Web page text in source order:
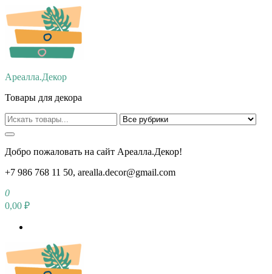
Перейти
к
содержимому
Ареалла.Декор
Товары для декора
Добро пожаловать на сайт Ареалла.Декор!
+7 986 768 11 50, arealla.decor@gmail.com
0
0,00 ₽